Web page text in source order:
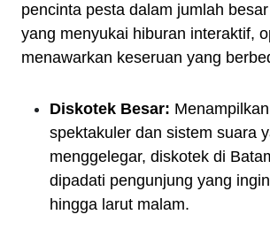
pencinta pesta dalam jumlah
yang menyukai hiburan interaktif,
menawarkan keseruan yang
Diskotek Besar:
spektakuler dan sistem suara
menggelegar, diskotek di
dipadati pengunjung yang
hingga larut malam.